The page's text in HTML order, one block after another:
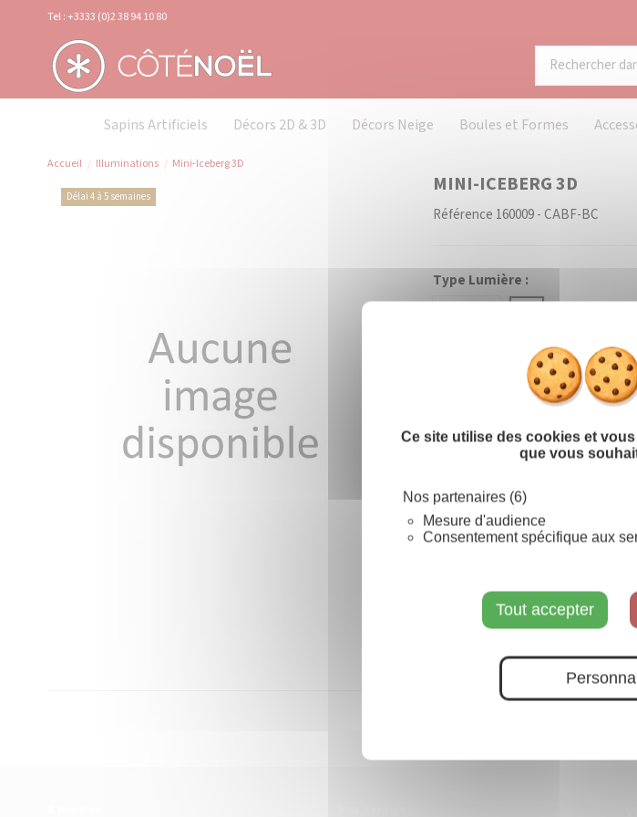
Ce site utilise des cookies et
que vous
Nos partenaires (6)
Mesure d'audience
Consentement spécifique aux
Tout accepter
Tel : +3333 (0)2 38 94 10 80
Sapins Artificiels Décors 2D & 3D Décors Neige Boules et Formes
Accueil Illuminations Mini-Iceberg 3D
Délai 4 à 5 semaines
MINI-ICEBERG 3D
Référence 160009 - CABF-BC
Type Lumière :
Couleur Lumière :
Blanc Froid
Couleur Fibre :
Coloré (à préciser)